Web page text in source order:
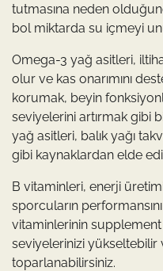
tutmasına neden
bol miktarda su içmeyi
Omega-3 yağ asitleri,
olur ve kas onarımını
korumak, beyin
seviyelerini artırmak gibi
yağ asitleri, balık yağı
gibi kaynaklardan elde
B vitaminleri, enerji
sporcuların
vitaminlerinin
seviyelerinizi yükseltebilir
toparlanabilirsiniz.